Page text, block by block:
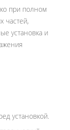
при полном
частей,
установка и
установкой.